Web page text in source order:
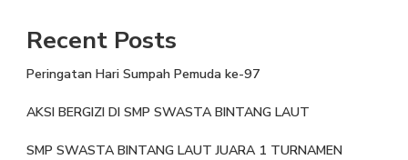
Recent Posts
Peringatan Hari Sumpah Pemuda ke-97
AKSI BERGIZI DI SMP SWASTA BINTANG LAUT
SMP SWASTA BINTANG LAUT JUARA 1 TURNAMEN